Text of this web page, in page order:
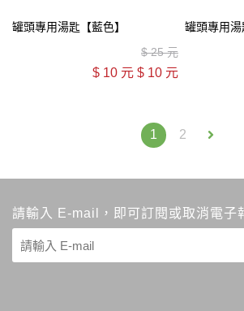
罐頭專用湯匙【藍色】
$25 元
$ 10 元 $ 10 元
罐頭專用湯
1 2
請輸入 E-mail，即可訂閱或取消電子